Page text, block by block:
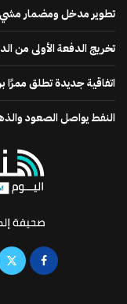
تطوير مدخل ومضمار مشي
تخريج الدفعة الأولى من
اتفاقية جديدة تطلق ممرًا
النفط يواصل الصعود